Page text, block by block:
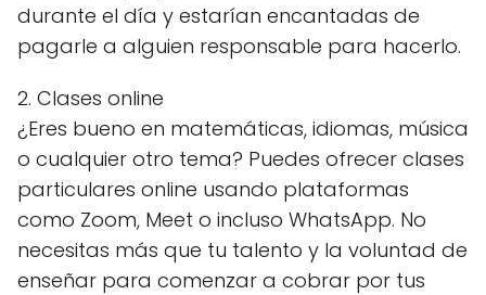
durante el día y estarían encantadas de
pagarle a alguien responsable para hacerlo.
2. Clases online
¿Eres bueno en matemáticas, idiomas, música
o cualquier otro tema? Puedes ofrecer clases
particulares online usando plataformas
como Zoom, Meet o incluso WhatsApp. No
necesitas más que tu talento y la voluntad de
enseñar para comenzar a cobrar por tus